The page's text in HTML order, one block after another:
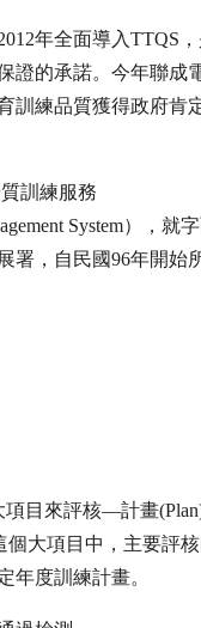
年全面導入TTQS
證的承諾。今年聯成
訓練品質獲得政府肯
訓練服務
System），
署，自民國96年開始
目來評核—計畫
個大項目中，主要評
年度訓練計畫。